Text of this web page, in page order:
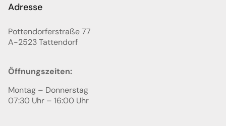
Adresse
Pottendorferstraße 77
A-2523Tattendorf
Öffnungszeiten:
Montag – Donnerstag
07:30 Uhr – 16:00 Uhr